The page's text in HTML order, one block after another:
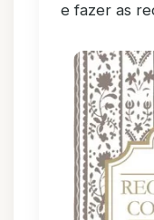
e fazer as